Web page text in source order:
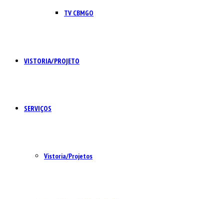
TV CBMGO
VISTORIA/PROJETO
SERVIÇOS
Vistoria/Projetos